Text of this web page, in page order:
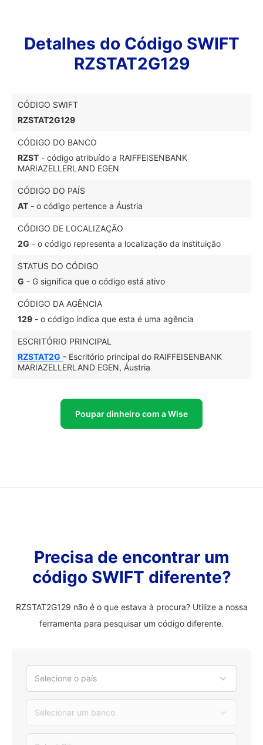
Detalhes do Código SWIFT
RZSTAT2G129
CÓDIGO SWIFT
RZSTAT2G129
CÓDIGO DO BANCO
RZST - código atribuído a RAIFFEISENBANK
MARIAZELLERLAND EGEN
CÓDIGO DO PAÍS
AT - o código pertence a Áustria
CÓDIGO DE LOCALIZAÇÃO
2G - o código representa a localização da instituição
STATUS DO CÓDIGO
G - G significa que o código está ativo
CÓDIGO DA AGÊNCIA
129 - o código indica que esta é uma agência
ESCRITÓRIO PRINCIPAL
RZSTAT2G - Escritório principal do RAIFFEISENBANK
MARIAZELLERLAND EGEN, Áustria
Poupar dinheiro com a Wise
Precisa de encontrar um
código SWIFT diferente?
RZSTAT2G129 não é o que estava à procura? Utilize a nossa
ferramenta para pesquisar um código diferente.
Selecione o país
Selecionar um banco